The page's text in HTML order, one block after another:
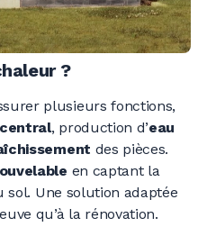
?
plusieurs fonctions,
, production d’eau
des pièces.
en captant la
sol. Une solution adaptée
qu’à la rénovation.